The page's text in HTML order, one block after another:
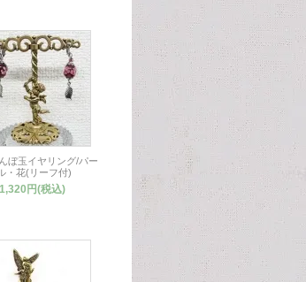
ぼ玉イヤリング/パー
・花(リーフ付)
1,320円(税込)